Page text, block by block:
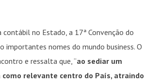
no Estado, a 17ª Convenção do
importantes nomes do mundo business. O
e ressalta que, “ao sediar um
relevante centro do País, atraindo